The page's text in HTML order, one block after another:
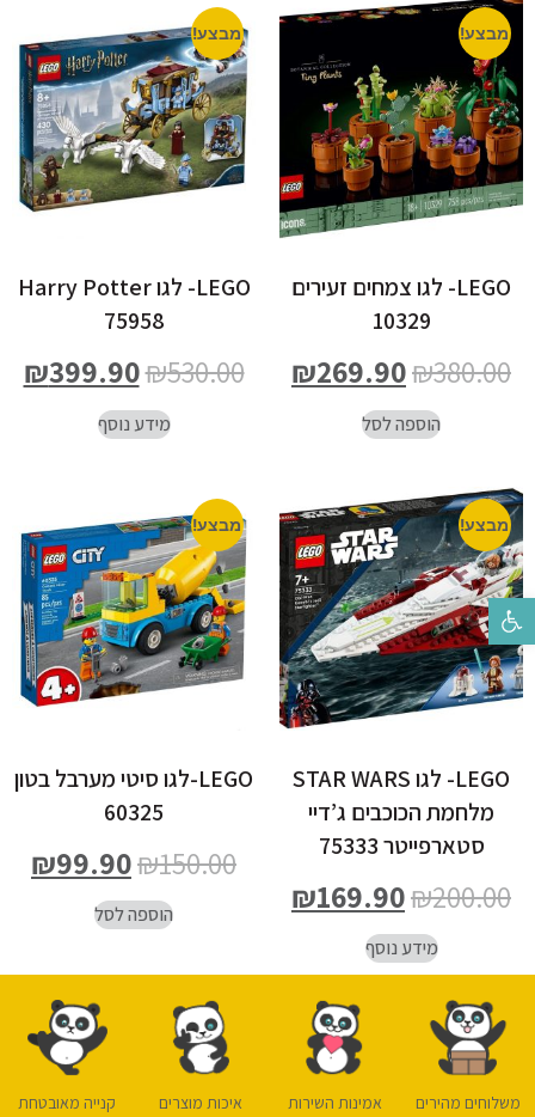
פתח סרגל נגישות
מבצע!
LEGO- לגו צמחים זעירים
10329
₪380.00
₪269.90
הוספה לסל
מבצע!
LEGO- לגו Harry Potter
75958
₪530.00
₪399.90
מידע נוסף
מבצע!
LEGO- לגו STAR WARS
מלחמת הכוכבים ג’דיי
סטארפייטר 75333
₪200.00
₪169.90
מידע נוסף
מבצע!
LEGO-לגו סיטי מערבל בטון
60325
₪150.00
₪99.90
הוספה לסל
משלוחים מהירים אמינות השירות איכות מוצרים קנייה מאובטחת